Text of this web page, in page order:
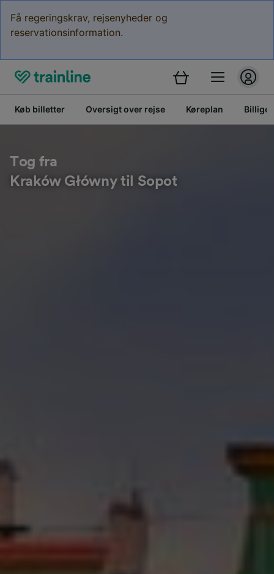
Få regeringskrav, rejsenyheder og
reservationsinformation.
Køb billetter Oversigt over rejse Køreplan Billige
Tog fra
Kraków Główny til Sopot